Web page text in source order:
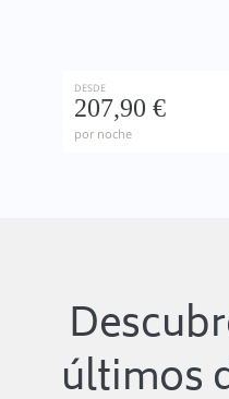
DESDE
207,90 €
por noche
últimos